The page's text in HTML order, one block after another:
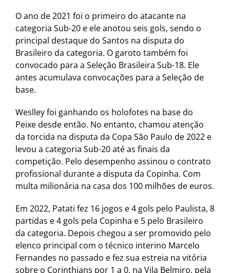
O ano de 2021 foi o primeiro do atacante na
categoria Sub-20 e ele anotou seis gols, sendo o
principal destaque do Santos na disputa do
Brasileiro da categoria. O garoto também foi
convocado para a Seleção Brasileira Sub-18. Ele
antes acumulava convocações para a Seleção de
base.
Weslley foi ganhando os holofotes na base do
Peixe desde então. No entanto, chamou atenção
da torcida na disputa da Copa São Paulo de 2022 e
levou a categoria Sub-20 até as finais da
competição. Pelo desempenho assinou o contrato
profissional durante a disputa da Copinha. Com
multa milionária na casa dos 100 milhões de euros.
Em 2022, Patati fez 16 jogos e 4 gols pelo Paulista, 8
partidas e 4 gols pela Copinha e 5 pelo Brasileiro
da categoria. Depois chegou a ser promovido pelo
elenco principal com o técnico interino Marcelo
Fernandes no passado e fez sua estreia na vitória
sobre o Corinthians por 1 a 0, na Vila Belmiro, pela